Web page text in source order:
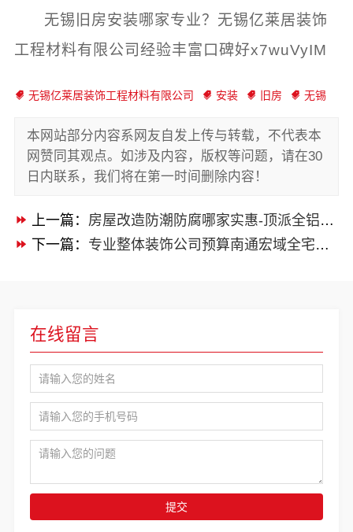
无锡旧房安装哪家专业？无锡亿莱居装饰
工程材料有限公司经验丰富口碑好x7wuVyIM
无锡亿莱居装饰工程材料有限公司 安装 旧房 无锡
本网站部分内容系网友自发上传与转载，不代表本
网赞同其观点。如涉及内容，版权等问题，请在30
日内联系，我们将在第一时间删除内容！
上一篇： 房屋改造防潮防腐哪家实惠-顶派全铝高端定制
下一篇： 专业整体装饰公司预算南通宏域全宅装饰建材有限公司
在线留言
提交